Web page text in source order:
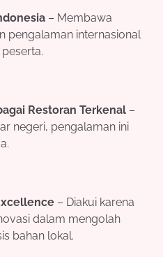
– Membawa
pengalaman internasional
Restoran Terkenal –
negeri, pengalaman ini
– Diakui karena
dalam mengolah
bahan lokal.